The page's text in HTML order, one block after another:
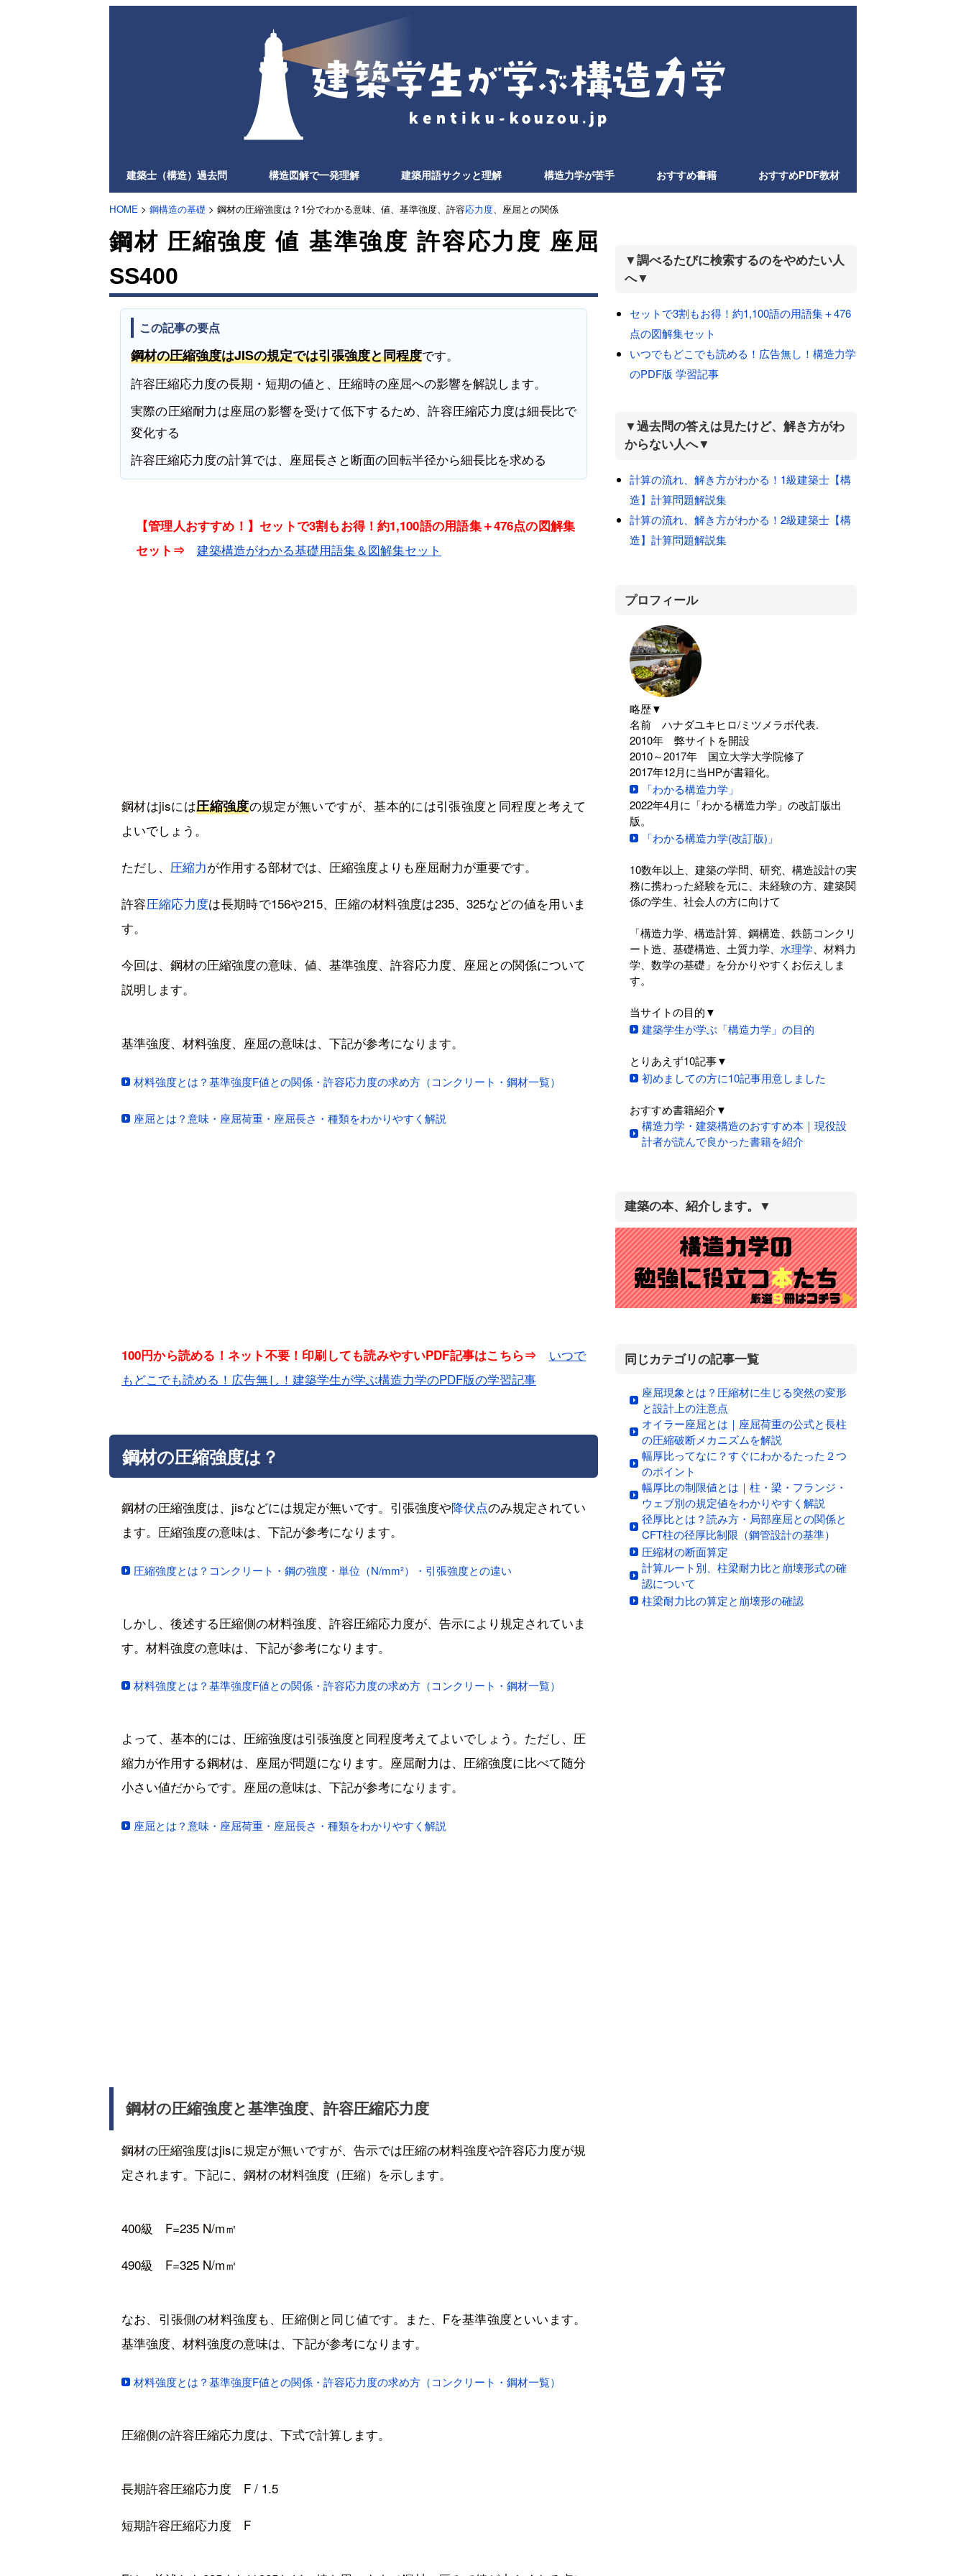
建築士（構造）過去問 構造図解で一発理解 建築用語サクッと理解 構造力学が苦手 おすすめ書籍 おすすめPDF教材
HOME > 鋼構造の基礎 > 鋼材の圧縮強度は？1分でわかる意味、値、基準強度、許容応力度、座屈との関係
鋼材 圧縮強度 値 基準強度 許容応力度 座屈
SS400
この記事の要点
鋼材の圧縮強度はJISの規定では引張強度と同程度です。
許容圧縮応力度の長期・短期の値と、圧縮時の座屈への影響を解説します。
実際の圧縮耐力は座屈の影響を受けて低下するため、許容圧縮応力度は細長比で
変化する
許容圧縮応力度の計算では、座屈長さと断面の回転半径から細長比を求める
【管理人おすすめ！】セットで3割もお得！約1,100語の用語集＋476点の図解集
セット⇒ 建築構造がわかる基礎用語集＆図解集セット
鋼材はjisには圧縮強度の規定が無いですが、基本的には引張強度と同程度と考えて
よいでしょう。
ただし、 圧縮力が作用する部材では、圧縮強度よりも座屈耐力が重要です。
許容圧縮応力度は長期時で156や215、圧縮の材料強度は235、325などの値を用いま
す。
今回は、鋼材の圧縮強度の意味、値、基準強度、許容応力度、座屈との関係について
説明します。
基準強度、材料強度、座屈の意味は、下記が参考になります。
材料強度とは？基準強度F値との関係・許容応力度の求め方（コンクリート・鋼材一覧）
座屈とは？意味・座屈荷重・座屈長さ・種類をわかりやすく解説
100円から読める！ネット不要！印刷しても読みやすいPDF記事はこちら⇒ いつで
もどこでも読める！広告無し！建築学生が学ぶ構造力学のPDF版の学習記事
鋼材の圧縮強度は？
鋼材の圧縮強度は、jisなどには規定が無いです。引張強度や降伏点のみ規定されてい
ます。圧縮強度の意味は、下記が参考になります。
圧縮強度とは？コンクリート・鋼の強度・単位（N/mm²）・引張強度との違い
しかし、後述する圧縮側の材料強度、許容圧縮応力度が、告示により規定されていま
す。材料強度の意味は、下記が参考になります。
材料強度とは？基準強度F値との関係・許容応力度の求め方（コンクリート・鋼材一覧）
よって、基本的には、圧縮強度は引張強度と同程度考えてよいでしょう。ただし、圧
縮力が作用する鋼材は、座屈が問題になります。座屈耐力は、圧縮強度に比べて随分
小さい値だからです。座屈の意味は、下記が参考になります。
座屈とは？意味・座屈荷重・座屈長さ・種類をわかりやすく解説
鋼材の圧縮強度と基準強度、許容圧縮応力度
鋼材の圧縮強度はjisに規定が無いですが、告示では圧縮の材料強度や許容応力度が規
定されます。下記に、鋼材の材料強度（圧縮）を示します。
400級 F=235 N/m㎡
490級 F=325 N/m㎡
なお、引張側の材料強度も、圧縮側と同じ値です。また、Fを基準強度といいます。
基準強度、材料強度の意味は、下記が参考になります。
材料強度とは？基準強度F値との関係・許容応力度の求め方（コンクリート・鋼材一覧）
圧縮側の許容圧縮応力度は、下式で計算します。
長期許容圧縮応力度 F / 1.5
短期許容圧縮応力度 F
▼調べるたびに検索するのをやめたい人
へ▼
セットで3割もお得！約1,100語の用語集＋476
点の図解集セット
いつでもどこでも読める！広告無し！構造力学
のPDF版 学習記事
▼過去問の答えは見たけど、解き方がわ
からない人へ▼
計算の流れ、解き方がわかる！1級建築士【構
造】計算問題解説集
計算の流れ、解き方がわかる！2級建築士【構
造】計算問題解説集
プロフィール
略歴▼
名前 ハナダユキヒロ/ミツメラボ代表.
2010年 弊サイトを開設
2010～2017年 国立大学大学院修了
2017年12月に当HPが書籍化。
「わかる構造力学」
2022年4月に「わかる構造力学」の改訂版出
版。
「わかる構造力学(改訂版)」
10数年以上、建築の学問、研究、構造設計の実
務に携わった経験を元に、未経験の方、建築関
係の学生、社会人の方に向けて
「構造力学、構造計算、鋼構造、鉄筋コンクリ
ート造、基礎構造、土質力学、 水理学 、材料力
学、数学の基礎」を分かりやすくお伝えしま
す。
当サイトの目的▼
建築学生が学ぶ「構造力学」の目的
とりあえず10記事▼
初めましての方に10記事用意しました
おすすめ書籍紹介▼
構造力学・建築構造のおすすめ本｜現役設
計者が読んで良かった書籍を紹介
建築の本、紹介します。▼
同じカテゴリの記事一覧
座屈現象とは？圧縮材に生じる突然の変形
と設計上の注意点
オイラー座屈とは｜座屈荷重の公式と長柱
の圧縮破断メカニズムを解説
幅厚比ってなに？すぐにわかるたった２つ
のポイント
幅厚比の制限値とは｜柱・梁・フランジ・
ウェブ別の規定値をわかりやすく解説
径厚比とは？読み方・局部座屈との関係と
CFT柱の径厚比制限（鋼管設計の基準）
圧縮材の断面算定
計算ルート別、柱梁耐力比と崩壊形式の確
認について
柱梁耐力比の算定と崩壊形の確認